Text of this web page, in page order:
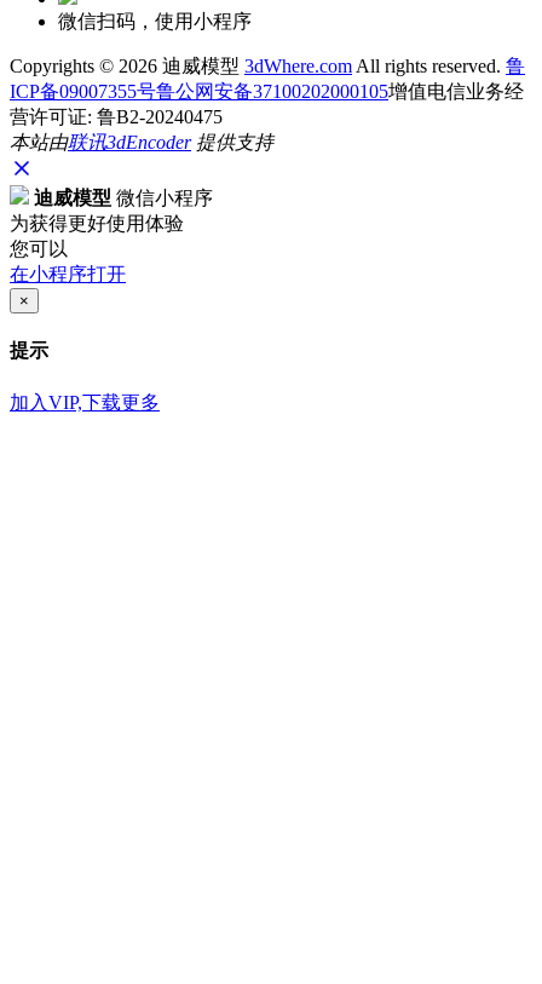
微信扫码，使用小程序
Copyrights © 2026 迪威模型 3dWhere.com All rights reserved. 鲁
ICP备09007355号鲁公网安备37100202000105增值电信业务经
营许可证: 鲁B2-20240475
本站由联讯3dEncoder提供支持
迪威模型 微信小程序
为获得更好使用体验
您可以
在小程序打开
×
提示
加入VIP,下载更多